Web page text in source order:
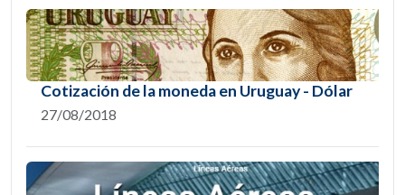
Cotización de la moneda en Uruguay - Dólar
27/08/2018